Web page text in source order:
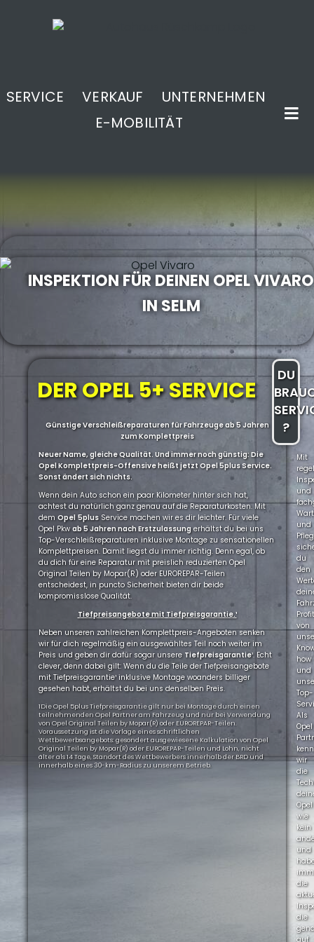
SERVICE VERKAUF
UNTERNEHMEN
E-MOBILITÄT
.
INSPEKTION FÜR DEINEN OPEL VIVARO
IN SELM
DER OPEL 5+ SERVICE
Günstige Verschleißreparaturen für Fahrzeuge ab 5 Jahren
zum Komplettpreis
Neuer Name, gleiche Qualität. Und immer noch günstig: Die
Opel Komplettpreis-Offensive heißt jetzt Opel 5plus Service.
Sonst ändert sich nichts.
Wenn dein Auto schon ein paar Kilometer hinter sich hat,
achtest du natürlich ganz genau auf die Reparaturkosten. Mit
dem Opel 5plusService machen wir es dir leichter. Für viele
Opel Pkwab 5 Jahren nach Erstzulassungerhältst du bei uns
Top-Verschleißreparaturen inklusive Montage zu sensationellen
Komplettpreisen. Damit liegst du immer richtig. Denn egal, ob
du dich für eine Reparatur mit preislich reduzierten Opel
Original Teilen by Mopar(R) oder EUROREPAR-Teilen
entscheidest, in puncto Sicherheit bieten dir beide
kompromisslose Qualität.
Tiefpreisangebote mit Tiefpreisgarantie.¹
Neben unseren zahlreichen Komplettpreis-Angeboten senken
wir für dich regelmäßig ein ausgewähltes Teil noch weiter im
Preis und geben dir dafür sogar unsere Tiefpreisgarantie¹. Echt
clever, denn dabei gilt: Wenn du die Teile der Tiefpreisangebote
mit Tiefpreisgarantie¹ inklusive Montage woanders billiger
gesehen habt, erhältst du bei uns denselben Preis.
1Die Opel 5plus Tiefpreisgarantie gilt nur bei Montage durch einen
teilnehmenden Opel Partner am Fahrzeug und nur bei Verwendung
von Opel Original Teilen by Mopar(R) oder EUROREPAR-Teilen.
Voraussetzung ist die Vorlage eines schriftlichen
Wettbewerbsangebots: gesondert ausgewiesene Kalkulation von Opel
Original Teilen by Mopar(R) oder EUROREPAR-Teilen und Lohn, nicht
älter als 14 Tage, Standort des Wettbewerbers innerhalb der BRD und
innerhalb eines 30-km-Radius zu unserem Betrieb.
DU
?
Mit
und
und
du
den
von
how
und
Top-
Als
Opel
wir
die
Opel
wie
kein
und
die
die
auf